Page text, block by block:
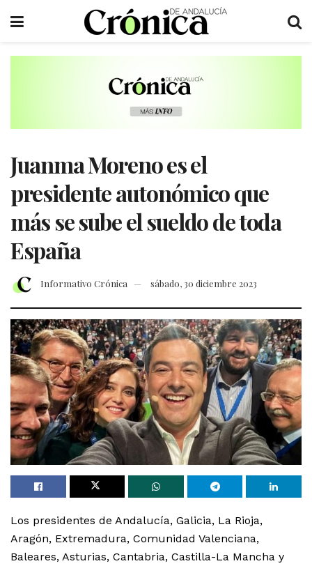
Juanma Moreno es el
presidente autonómico que
más se sube el sueldo de toda
España
Informativo Crónica sábado, 30 diciembre 2023
Los presidentes de Andalucía, Galicia, La Rioja,
Aragón, Extremadura, Comunidad Valenciana,
Baleares, Asturias, Cantabria, Castilla-La Mancha y